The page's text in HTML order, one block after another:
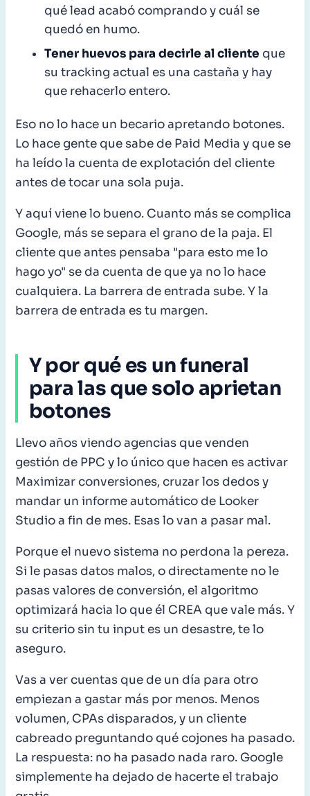
qué lead acabó comprando y cuál se
quedó en humo.
Tener huevos para decirle al cliente que
su tracking actual es una castaña y hay
que rehacerlo entero.
Eso no lo hace un becario apretando botones.
Lo hace gente que sabe de Paid Media y que se
ha leído la cuenta de explotación del cliente
antes de tocar una sola puja.
Y aquí viene lo bueno. Cuanto más se complica
Google, más se separa el grano de la paja. El
cliente que antes pensaba "para esto me lo
hago yo" se da cuenta de que ya no lo hace
cualquiera. La barrera de entrada sube. Y la
barrera de entrada es tu margen.
Y por qué es un funeral
para las que solo aprietan
botones
Llevo años viendo agencias que venden
gestión de PPC y lo único que hacen es activar
Maximizar conversiones, cruzar los dedos y
mandar un informe automático de Looker
Studio a fin de mes. Esas lo van a pasar mal.
Porque el nuevo sistema no perdona la pereza.
Si le pasas datos malos, o directamente no le
pasas valores de conversión, el algoritmo
optimizará hacia lo que él CREA que vale más. Y
su criterio sin tu input es un desastre, te lo
aseguro.
Vas a ver cuentas que de un día para otro
empiezan a gastar más por menos. Menos
volumen, CPAs disparados, y un cliente
cabreado preguntando qué cojones ha pasado.
La respuesta: no ha pasado nada raro. Google
simplemente ha dejado de hacerte el trabajo